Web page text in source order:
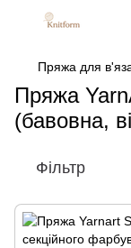
Пряжа для
Пряжа
(бавовна,
Фільтр